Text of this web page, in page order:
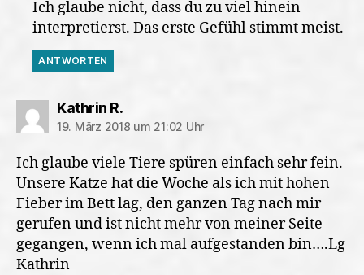
Ich glaube nicht, dass du zu viel hinein
interpretierst. Das erste Gefühl stimmt meist.
ANTWORTEN
Kathrin R.sagt:
19. März 2018 um 21:02 Uhr
Ich glaube viele Tiere spüren einfach sehr fein.
Unsere Katze hat die Woche als ich mit hohen
Fieber im Bett lag, den ganzen Tag nach mir
gerufen und ist nicht mehr von meiner Seite
gegangen, wenn ich mal aufgestanden bin….Lg
Kathrin